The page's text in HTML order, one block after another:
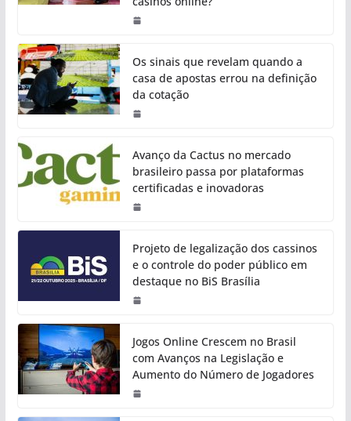
Os sinais que revelam quando a
casa de apostas errou na definição
da cotação
Avanço da Cactus no mercado
brasileiro passa por plataformas
certificadas e inovadoras
Projeto de legalização dos cassinos
e o controle do poder público em
destaque no BiS Brasília
Jogos Online Crescem no Brasil
com Avanços na Legislação e
Aumento do Número de Jogadores